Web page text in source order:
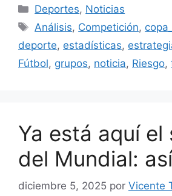
Categorías
Deportes, Noticias
Etiquetas
Análisis, Competición,
deporte, estadísticas,
Fútbol, grupos, noticia, Riesgo,
Ya está aquí el
del Mundial:
diciembre 5, 2025 por Vicente